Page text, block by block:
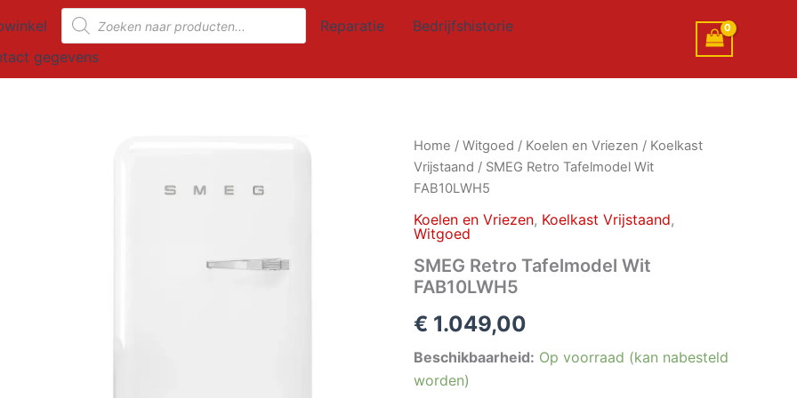
Producten
zoeken
Reparatie
Bedrijfshistorie
gegevens
Home / Witgoed / Koelen en Vriezen / Koelkast
Vrijstaand / SMEG Retro Tafelmodel Wit
FAB10LWH5
Koelen en Vriezen, Koelkast Vrijstaand,
Witgoed
SMEG Retro Tafelmodel Wit
FAB10LWH5
€ 1.049,00
Beschikbaarheid: Op voorraad (kan nabesteld
worden)
SMEG
Retro
Tafelmodel
Wit
FAB10LWH5
aantal